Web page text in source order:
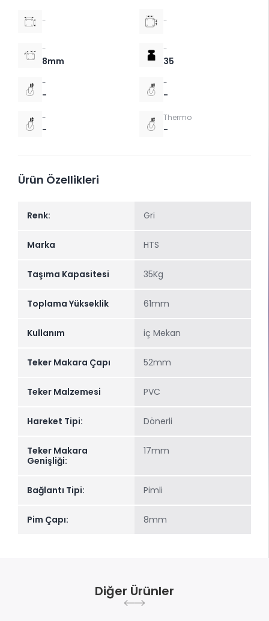
- -
-
8mm
-
35
-
-
-
-
-
-
Thermo
-
Ürün Özellikleri
Renk: Gri
Marka HTS
Taşıma Kapasitesi 35Kg
Toplama Yükseklik 61mm
Kullanım iç Mekan
Teker Makara Çapı 52mm
Teker Malzemesi PVC
Hareket Tipi: Dönerli
Teker Makara
Genişliği:
17mm
Bağlantı Tipi: Pimli
Pim Çapı: 8mm
Diğer Ürünler